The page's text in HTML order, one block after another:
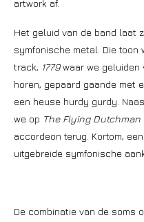
artwork af.
Het geluid van de band laat
symfonische metal. Die toon
track, 1779waar we geluiden
horen, gepaard gaande met
een heuse hurdy gurdy.
we op The Flying Dutchman
accordeon terug. Kortom,
uitgebreide symfonische
De combinatie van de soms